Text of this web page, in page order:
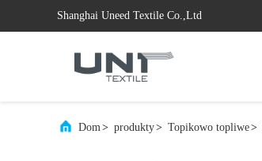
Shanghai Uneed Textile Co.,Ltd
Dom> produkty> Topikowo topliwe>